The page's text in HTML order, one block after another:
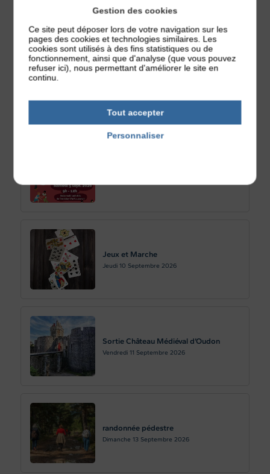
Jeux et Marche
Jeudi 10 Septembre 2026
Sortie Château Médiéval d’Oudon
Vendredi 11 Septembre 2026
randonnée pédestre
Dimanche 13 Septembre 2026
Gestion des cookies
Ce site peut déposer lors de votre navigation sur les
pages des cookies et technologies similaires. Les
cookies sont utilisés à des fins statistiques ou de
fonctionnement, ainsi que d'analyse (que vous pouvez
refuser ici), nous permettant d'améliorer le site en
continu.
Tout accepter
Personnaliser